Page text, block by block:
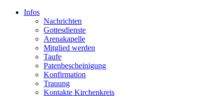
Infos
Nachrichten
Gottesdienste
Arenakapelle
Mitglied werden
Taufe
Patenbescheinigung
Konfirmation
Trauung
Kontakte Kirchenkreis